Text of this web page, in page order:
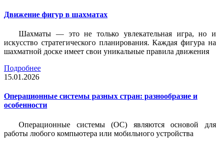
Движение фигур в шахматах
Шахматы — это не только увлекательная игра, но и
искусство стратегического планирования. Каждая фигура на
шахматной доске имеет свои уникальные правила движения
Подробнее
15.01.2026
Операционные системы разных стран: разнообразие и
особенности
Операционные системы (ОС) являются основой для
работы любого компьютера или мобильного устройства